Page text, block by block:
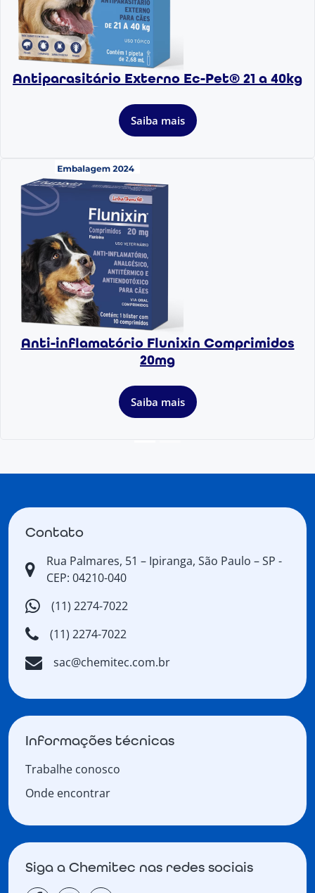
Antiparasitário Externo Ec-Pet® 21 a 40kg
Saiba mais
Anti-inflamatório Flunixin Comprimidos
20mg
Saiba mais
Contato
Rua Palmares, 51 – Ipiranga, São Paulo – SP -
CEP: 04210-040
(11) 2274-7022
(11) 2274-7022
sac@chemitec.com.br
Informações técnicas
Trabalhe conosco
Onde encontrar
Siga a Chemitec nas redes sociais